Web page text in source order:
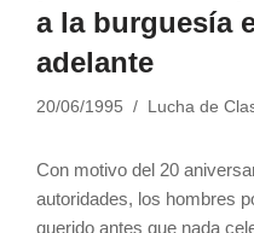
a la burguesía
adelante
20/06/1995 Lucha de
Con motivo del 20
autoridades, los hombres
querido antes que nada